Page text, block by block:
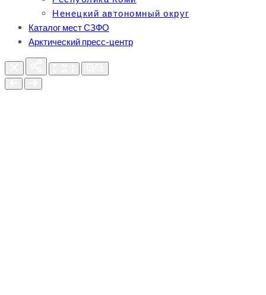
Ненецкий автономный округ
Каталог мест СЗФО
Арктический пресс-центр